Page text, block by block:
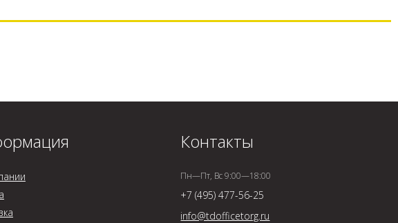
Контакты
Пн—Пт, Вс 9:00—18:00
+7 (495) 477-56-25
info@tdofficetorg.ru